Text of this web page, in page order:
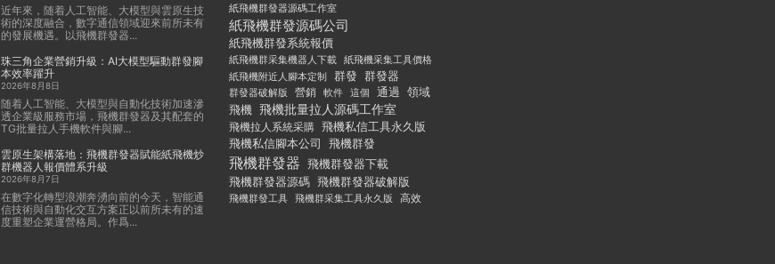
近年來，随着人工智能、大模型與雲原生技
術的深度融合，數字通信領域迎來前所未有
的發展機遇。以飛機群發器...
珠三角企業營銷升級：AI大模型驅動群發腳
本效率躍升
2026年8月8日
随着人工智能、大模型與自動化技術加速滲
透企業級服務市場，飛機群發器及其配套的
TG批量拉人手機軟件與腳...
雲原生架構落地：飛機群發器賦能紙飛機炒
群機器人報價體系升級
2026年8月7日
在數字化轉型浪潮奔湧向前的今天，智能通
信技術與自動化交互方案正以前所未有的速
度重塑企業運營格局。作爲...
紙飛機群發器源碼工作室
紙飛機群發源碼公司
紙飛機群發系統報價
紙飛機群采集機器人下載 紙飛機采集工具價格
紙飛機附近人腳本定制
群發 群發器
群發器破解版 營銷 軟件 這個 通過 領域
飛機 飛機批量拉人源碼工作室
飛機拉人系統采購 飛機私信工具永久版
飛機私信腳本公司
飛機群發
飛機群發器 飛機群發器下載
飛機群發器源碼 飛機群發器破解版
飛機群發工具 飛機群采集工具永久版 高效